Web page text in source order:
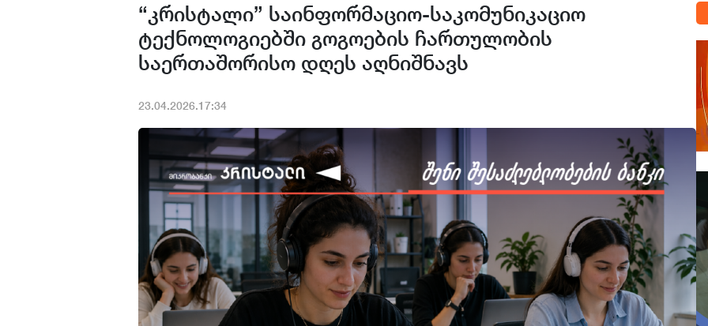
“კრისტალი” საინფორმაციო-საკომუნიკაციო
ტექნოლოგიებში გოგოების ჩართულობის
საერთაშორისო დღეს აღნიშნავს
23.04.2026.17:34